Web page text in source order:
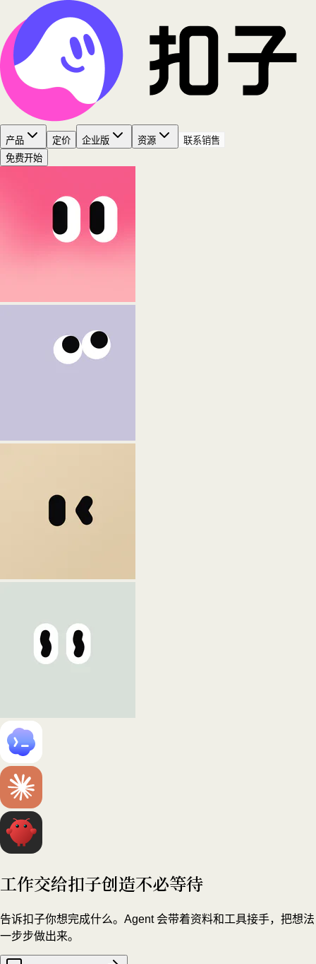
产品 定价 企业版 资源
联系销售
免费开始
工作交给扣子创造不必等待
告诉扣子你想完成什么。Agent 会带着资料和工具接手，把想法
一步步做出来。